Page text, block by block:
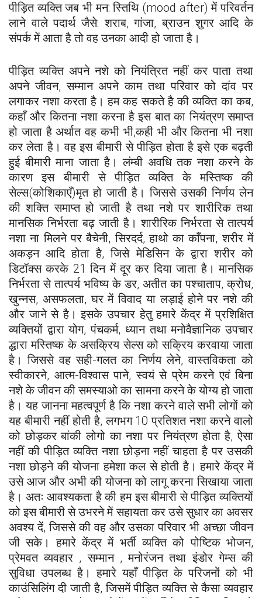
पीड़ित व्यक्ति जब भी मन: स्तिथि (mood after) में परिवर्तन
लाने वाले पदार्थ जैसे: शराब, गांजा, ब्राउन शुगर आदि के
संपर्क में आता है तो वह उनका आदी हो जाता है।
पीड़ित व्यक्ति अपने नशे को नियंत्रित नहीं कर पाता तथा
अपने जीवन, सम्मान अपने काम तथा परिवार को दांव पर
लगाकर नशा करता है। हम कह सकते है की व्यक्ति का कब,
कहाँ और कितना नशा करना है इस बात का नियंत्रण समाप्त
हो जाता है अर्थात वह कभी भी,कही भी और कितना भी नशा
कर लेता है। वह इस बीमारी से पीड़ित होता है इसे एक बढ़ती
हुई बीमारी माना जाता है। लंम्बी अवधि तक नशा करने के
कारण इस बीमारी से पीड़ित व्यक्ति के मस्तिष्क की
सेल्स(कोशिकाएँ)मृत हो जाती है। जिससे उसकी निर्णय लेन
की शक्ति समाप्त हो जाती है तथा नशे पर शारीरिक तथा
मानसिक निर्भरता बढ़ जाती है। शारीरिक निर्भरता से तात्पर्य
नशा ना मिलने पर बैचेनी, सिरदर्द, हाथो का काँपना, शरीर में
अकड़न आदि होता है, जिसे मेडिसिन के द्वारा शरीर को
डिटॉक्स करके 21 दिन में दूर कर दिया जाता है। मानसिक
निर्भरता से तात्पर्य भविष्य के डर, अतीत का पश्चाताप, क्रोध,
खुन्नस, असफलता, घर में विवाद या लड़ाई होने पर नशे की
और जाने से है। इसके उपचार हेतु हमारे केंद्र में प्रशिक्षित
व्यक्तियों द्वारा योग, पंचकर्म, ध्यान तथा मनोवैज्ञानिक उपचार
द्धारा मस्तिष्क के असक्रिय सेल्स को सक्रिय करवाया जाता
है। जिससे वह सही-गलत का निर्णय लेने, वास्तविकता को
स्वीकारने, आत्म-विश्वास पाने, स्वयं से प्रेम करने एवं बिना
नशे के जीवन की समस्याओ का सामना करने के योग्य हो जाता
है। यह जानना महत्वपूर्ण है कि नशा करने वाले सभी लोगों को
यह बीमारी नहीं होती है, लगभग 10 प्रतिशत नशा करने वालो
को छोड़कर बांकी लोगो का नशा पर नियंत्रण होता है, ऐसा
नहीं की पीड़ित व्यक्ति नशा छोड़ना नहीं चाहता है पर उसकी
नशा छोड़ने की योजना हमेशा कल से होती है। हमारे केंद्र में
उसे आज और अभी की योजना को लागू करना सिखाया जाता
है। अतः आवश्यकता है की हम इस बीमारी से पीड़ित व्यक्तियों
को इस बीमारी से उभरने में सहायता कर उसे सुधार का अवसर
अवश्य दें, जिससे की वह और उसका परिवार भी अच्छा जीवन
जी सके। हमारे केंद्र में भर्ती व्यक्ति को पोष्टिक भोजन,
प्रेमवत व्यवहार , सम्मान , मनोरंजन तथा इंडोर गेम्स की
सुविधा उपलब्ध है। हमारे यहाँ पीड़ित के परिजनों को भी
काउंसिलिंग दी जाती है, जिसमें पीड़ित व्यक्ति से कैसा व्यवहार